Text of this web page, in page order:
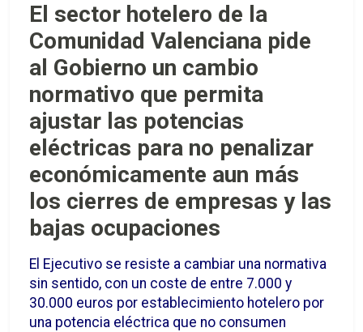
El sector hotelero de la
Comunidad Valenciana pide
al Gobierno un cambio
normativo que permita
ajustar las potencias
eléctricas para no penalizar
económicamente aun más
los cierres de empresas y las
bajas ocupaciones
El Ejecutivo se resiste a cambiar una normativa
sin sentido, con un coste de entre 7.000 y
30.000 euros por establecimiento hotelero por
una potencia eléctrica que no consumen